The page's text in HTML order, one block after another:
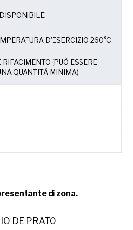
D’ESERCIZIO 260°C
(PUÒ ESSERE
QUANTITÀ MINIMA)
di zona.
DE PRATO